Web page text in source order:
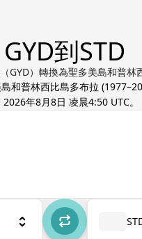
GYD到STD
GYD）轉換為聖多美島和普林
和普林西比島多布拉
2026年8月8日 凌晨4:50 UTC。